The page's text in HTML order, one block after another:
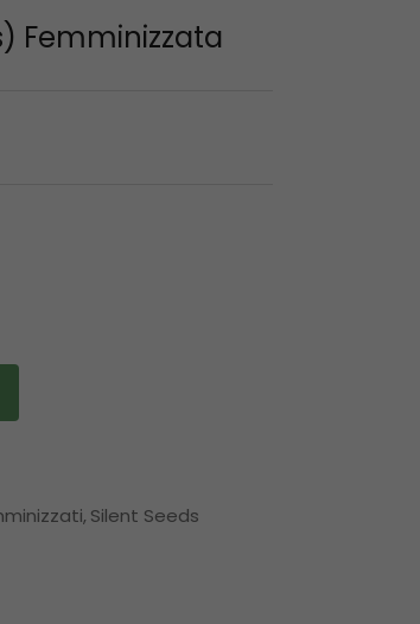
Femminizzata
Silent Seeds